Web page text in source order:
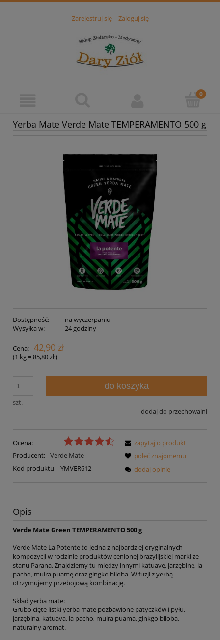
Zarejestruj się Zaloguj się
Yerba Mate Verde Mate TEMPERAMENTO 500 g
Dostępność:
na wyczerpaniu
Wysyłka w:
24 godziny
Cena: 42,90 zł
(1 kg=85,80 zł)
szt.
do koszyka
dodaj do przechowalni
Ocena:
Producent: Verde Mate
Kod produktu: YMVER612
zapytaj o produkt
poleć znajomemu
dodaj opinię
Opis
Verde Mate Green TEMPERAMENTO 500 g
Verde Mate La Potente to jedna z najbardziej oryginalnych
kompozycji w rodzinie produktów cenionej brazylijskiej marki ze
stanu Parana. Znajdziemy tu między innymi katuavę, jarzębinę, la
pacho, muira puamę oraz gingko biloba. W fuzji z yerbą
otrzymujemy przebojową kombinację.
Skład yerba mate:
Grubo cięte listki yerba mate pozbawione patyczków i pyłu,
jarzębina, katuava, la pacho, muira puama, ginkgo biloba,
naturalny aromat.